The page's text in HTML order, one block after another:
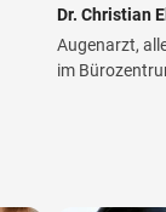
Dr. Christian
Augenarzt,
im